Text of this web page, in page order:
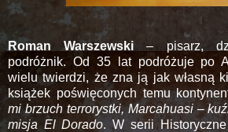
Roman Warszewski – pisarz,
podróżnik. Od 35 lat podróżuje po
wielu twierdzi, że zna ją jak własną
książek poświęconych temu
mi brzuch terrorystki, Marcahuasi –
misja El Dorado. W serii